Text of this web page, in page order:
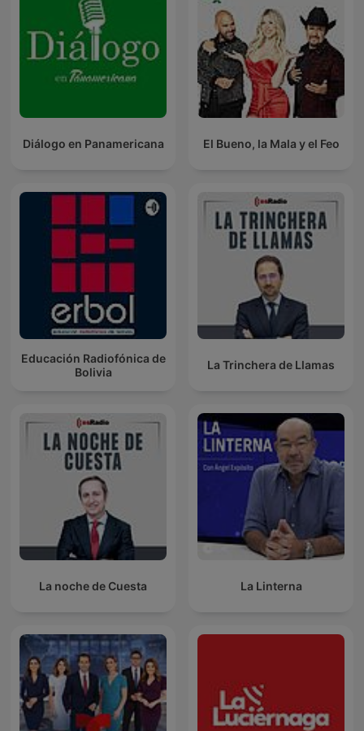
Diálogo en Panamericana El Bueno, la Mala y el Feo
Educación Radiofónica de
Bolivia
La Trinchera de Llamas
La noche de Cuesta La Linterna